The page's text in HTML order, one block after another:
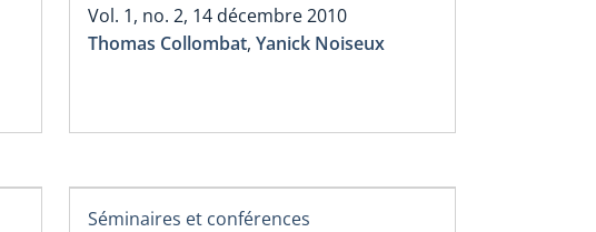
Vol. 1, no. 2, 14 décembre 2010
Thomas Collombat, Yanick Noiseux
Séminaires et conférences